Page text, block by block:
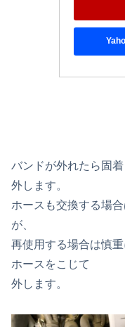
バンドが外れたら固
外します。
ホースも交換する場
が、
再使用する場合は慎
ホースをこじて
外します。